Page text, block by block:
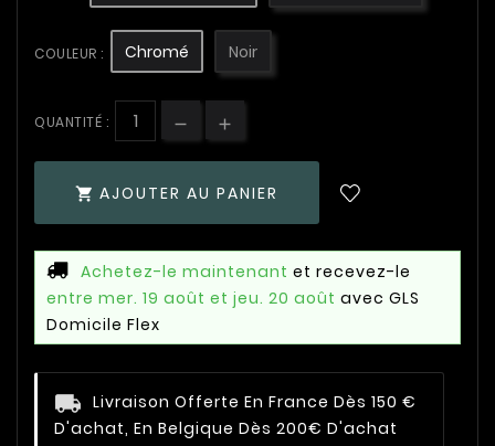
COULEUR : Chromé Noir
QUANTITÉ :
 AJOUTER AU PANIER
Achetez-le maintenant et recevez-le
entre mer. 19 août et jeu. 20 août avec GLS
Domicile Flex
Livraison Offerte En France Dès 150 €
D'achat, En Belgique Dès 200€ D'achat